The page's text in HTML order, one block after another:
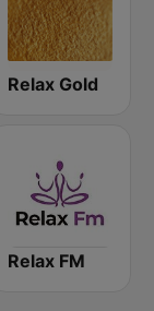
Relax Gold
Relax FM